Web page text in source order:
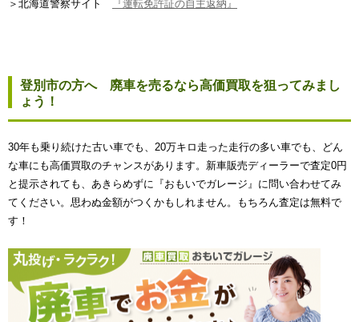
＞北海道警察サイト 『運転免許証の自主返納』
登別市の方へ 廃車を売るなら高価買取を狙ってみまし
ょう！
30年も乗り続けた古い車でも、20万キロ走った走行の多い車でも、どん
な車にも高価買取のチャンスがあります。新車販売ディーラーで査定0円
と提示されても、あきらめずに『おもいでガレージ』に問い合わせてみ
てください。思わぬ金額がつくかもしれません。もちろん査定は無料で
す！